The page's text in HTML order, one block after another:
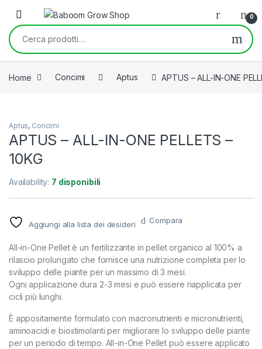
Skip to navigation
Skip to content
0
Cerca:
Home Concimi Aptus APTUS – ALL-IN-ONE
Aptus, Concimi
APTUS – ALL-IN-ONE PELLETS –
10KG
Availability: 7 disponibili
Aggiungi alla lista dei desideri Compara
All-in-One Pellet è un fertilizzante in pellet organico al 100% a
rilascio prolungato che fornisce una nutrizione completa per lo
sviluppo delle piante per un massimo di 3 mesi.
Ogni applicazione dura 2-3 mesi e può essere riapplicata per
cicli più lunghi.
È appositamente formulato con macronutrienti e micronutrienti,
aminoacidi e biostimolanti per migliorare lo sviluppo delle piante
per un periodo di tempo. All-in-One Pellet può essere applicato